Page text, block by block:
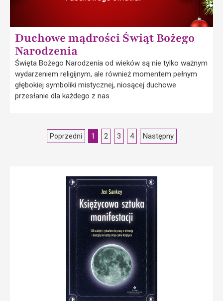
Duchowe mądrości Świąt Bożego
Narodzenia
Święta Bożego Narodzenia od wieków są nie tylko ważnym
wydarzeniem religijnym, ale również momentem pełnym
głębokiej symboliki mistycznej, niosącej duchowe
przesłanie dla każdego z nas.
Poprzedni 1 2 3 4 Następny